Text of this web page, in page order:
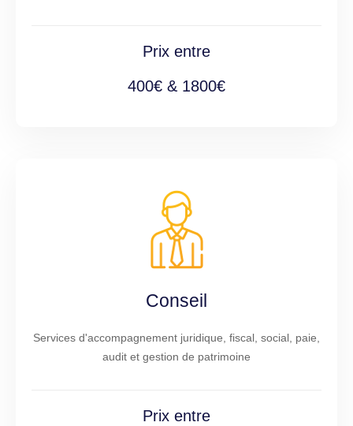
Prix entre
400€ & 1800€
Conseil
Services d'accompagnement juridique, fiscal, social, paie,
audit et gestion de patrimoine
Prix entre